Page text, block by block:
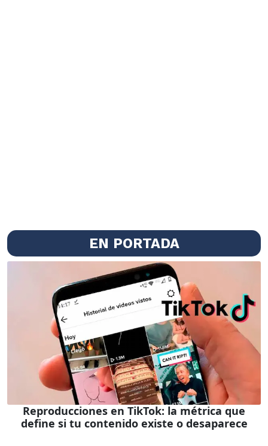
EN PORTADA
Reproducciones en TikTok: la métrica que
define si tu contenido existe o desaparece